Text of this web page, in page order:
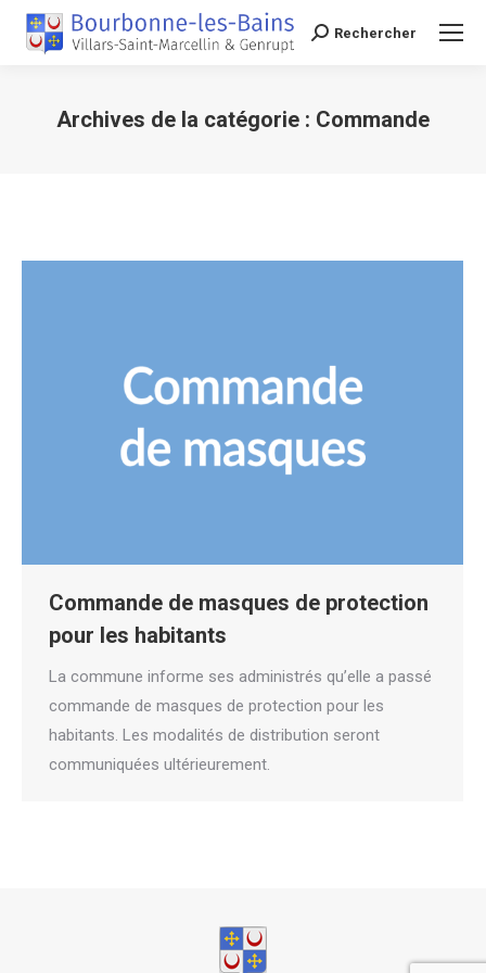
Recherche
Rechercher
Archives de la catégorie : Commande
Commande de masques de protection
pour les habitants
La commune informe ses administrés qu’elle a passé
commande de masques de protection pour les
habitants. Les modalités de distribution seront
communiquées ultérieurement.